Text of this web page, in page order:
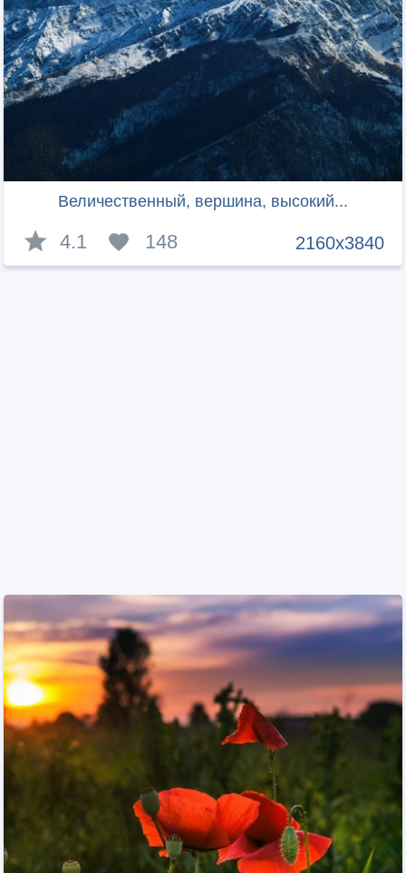
Величественный, вершина, высокий...
2160x3840
4.1 148